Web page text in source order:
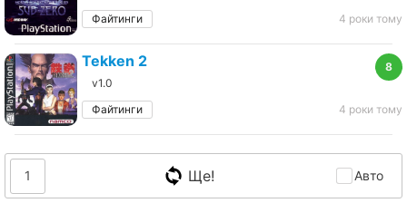
Файтинги
4 роки тому
8
Tekken 2
v1.0
Файтинги
4 роки тому
1 Ще! Авто